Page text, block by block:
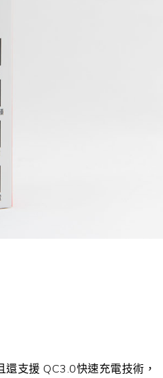
還支援 QC3.0快速充電技術，